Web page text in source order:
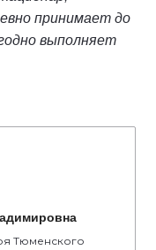
принимает до
выполняет
Тюменского